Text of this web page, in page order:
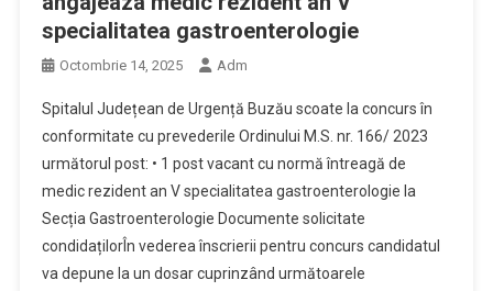
specialitatea gastroenterologie
Octombrie 14, 2025 Adm
Spitalul Județean de Urgență Buzău scoate la concurs în
conformitate cu prevederile Ordinului M.S. nr. 166/ 2023
următorul post: • 1 post vacant cu normă întreagă de
medic rezident an V specialitatea gastroenterologie la
Secția Gastroenterologie Documente solicitate
condidațilorÎn vederea înscrierii pentru concurs candidatul
va depune la un dosar cuprinzând următoarele